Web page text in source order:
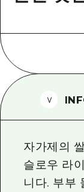
자가제의
슬로우 라
니다. 부부